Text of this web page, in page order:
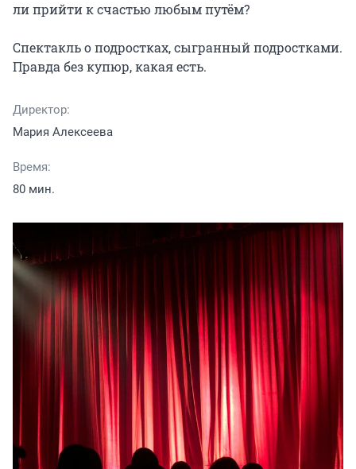
ли прийти к счастью любым путём?
Спектакль о подростках, сыгранный подростками.
Правда без купюр, какая есть.
Директор:
Мария Алексеева
Время:
80 мин.